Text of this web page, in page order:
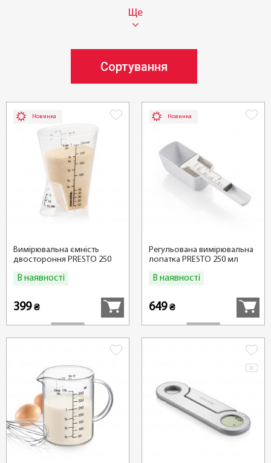
Ще
Сортування
Новинка
Вимірювальна ємність
двостороння PRESTO 250
В наявності
399₴
Новинка
Регульована вимірювальна
лопатка PRESTO 250 мл
В наявності
649₴